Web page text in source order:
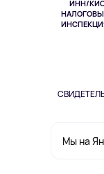
ИНН/КИО
Мы на
Здоровье питомцев
Одежда и